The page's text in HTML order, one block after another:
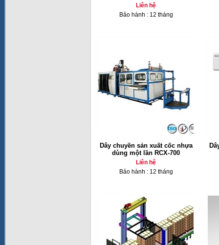
Liên hệ
Bảo hành : 12 tháng
Dây chuyền sản xuất cốc nhựa
dùng một lần RCX-700
Liên hệ
Bảo hành : 12 tháng